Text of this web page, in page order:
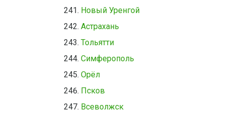
Новый Уренгой
Астрахань
Тольятти
Симферополь
Орёл
Псков
Всеволжск